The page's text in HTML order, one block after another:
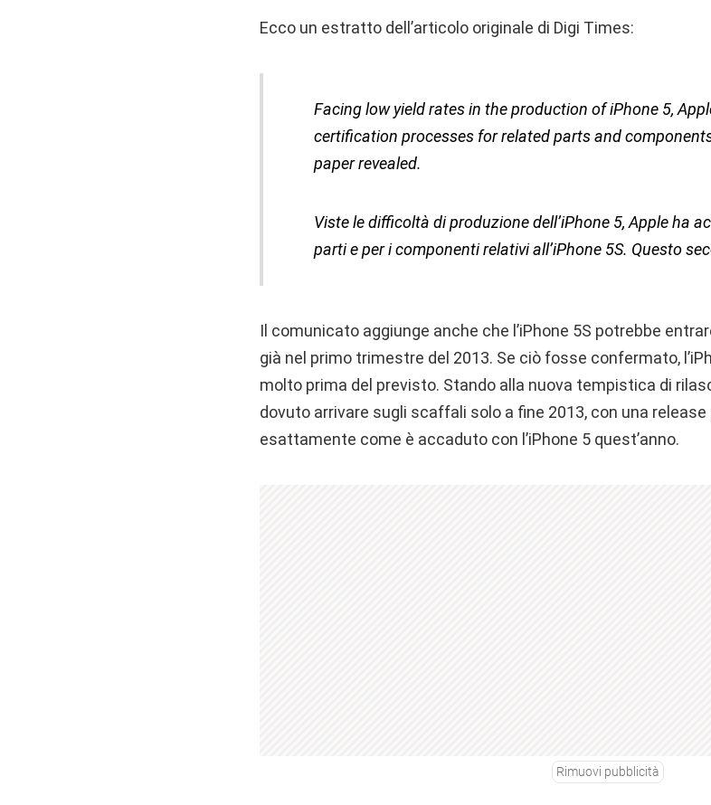
Ecco un estratto dell’articolo originale di Digi Times:
Facing low yield rates in the production of iPhone 5,
certification processes for related parts and
paper revealed.
Viste le difficoltà di produzione dell’iPhone 5, Apple ha
parti e per i componenti relativi all’iPhone 5S. Questo
Il comunicato aggiunge anche che l’iPhone 5S potrebbe
già nel primo trimestre del 2013. Se ciò fosse confermato,
molto prima del previsto. Stando alla nuova tempistica di
dovuto arrivare sugli scaffali solo a fine 2013, con una
esattamente come è accaduto con l’iPhone 5 quest’anno.
Rimuovi pubblicità